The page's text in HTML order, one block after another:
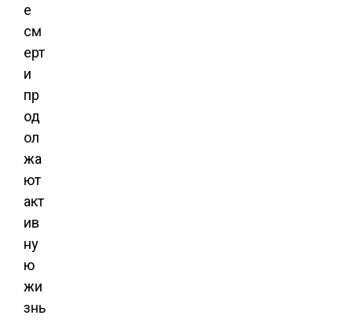
е
см
ерт
и
пр
од
ол
жа
ют
акт
ив
ну
ю
жи
знь